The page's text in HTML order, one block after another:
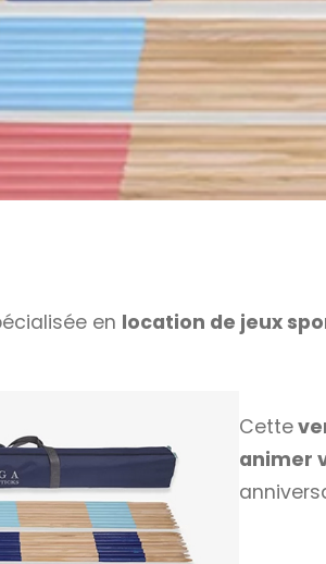
en location de jeux
Cette
animer